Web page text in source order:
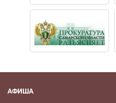
АФИША